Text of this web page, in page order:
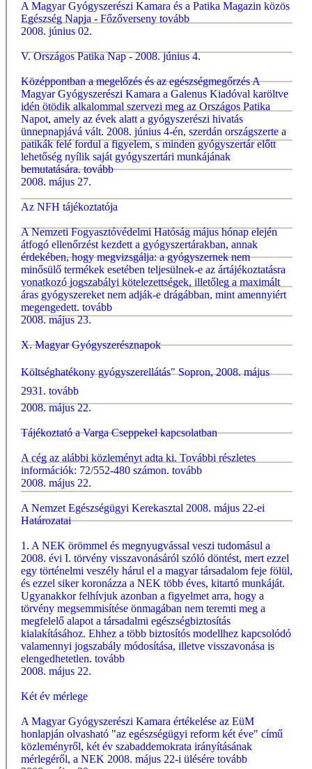
A Magyar Gyógyszerészi Kamara és a Patika Magazin közös
Egészség Napja - Főzőverseny tovább
2008. június 02.
V. Országos Patika Nap - 2008. június 4.
Középpontban a megelőzés és az egészségmegőrzés A
Magyar Gyógyszerészi Kamara a Galenus Kiadóval karöltve
idén ötödik alkalommal szervezi meg az Országos Patika
Napot, amely az évek alatt a gyógyszerészi hivatás
ünnepnapjává vált. 2008. június 4-én, szerdán országszerte a
patikák felé fordul a figyelem, s minden gyógyszertár előtt
lehetőség nyílik saját gyógyszertári munkájának
bemutatására. tovább
2008. május 27.
Az NFH tájékoztatója
A Nemzeti Fogyasztóvédelmi Hatóság május hónap elején
átfogó ellenőrzést kezdett a gyógyszertárakban, annak
érdekében, hogy megvizsgálja: a gyógyszernek nem
minősülő termékek esetében teljesülnek-e az ártájékoztatásra
vonatkozó jogszabályi kötelezettségek, illetőleg a maximált
áras gyógyszereket nem adják-e drágábban, mint amennyiért
megengedett. tovább
2008. május 23.
X. Magyar Gyógyszerésznapok
Költséghatékony gyógyszerellátás" Sopron, 2008. május
2931. tovább
2008. május 22.
Tájékoztató a Varga Cseppekel kapcsolatban
A cég az alábbi közleményt adta ki. További részletes
információk: 72/552-480 számon. tovább
2008. május 22.
A Nemzet Egészségügyi Kerekasztal 2008. május 22-ei
Határozatai
1. A NEK örömmel és megnyugvással veszi tudomásul a
2008. évi I. törvény visszavonásáról szóló döntést, mert ezzel
egy történelmi veszély hárul el a magyar társadalom feje fölül,
és ezzel siker koronázza a NEK több éves, kitartó munkáját.
Ugyanakkor felhívjuk azonban a figyelmet arra, hogy a
törvény megsemmisítése önmagában nem teremti meg a
megfelelő alapot a társadalmi egészségbiztosítás
kialakításához. Ehhez a több biztosítós modellhez kapcsolódó
valamennyi jogszabály módosítása, illetve visszavonása is
elengedhetetlen. tovább
2008. május 22.
Két év mérlege
A Magyar Gyógyszerészi Kamara értékelése az EüM
honlapján olvasható "az egészségügyi reform két éve" című
közleményről, két év szabaddemokrata irányításának
mérlegéről, a NEK 2008. május 22-i ülésére tovább